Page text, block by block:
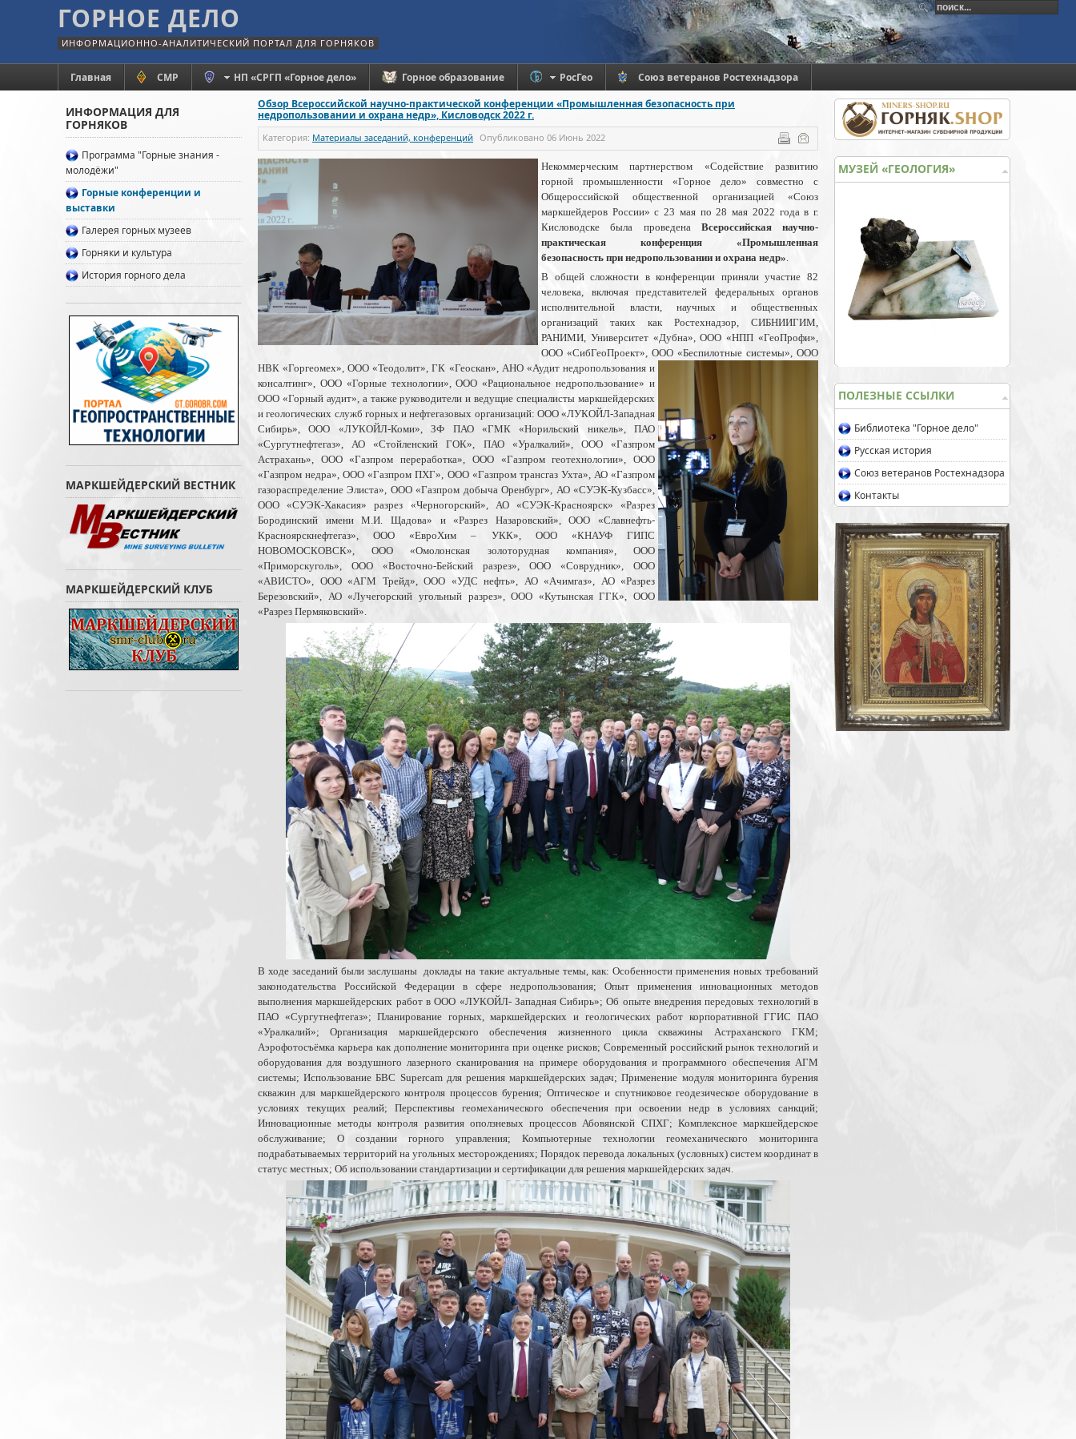
ГОРНОЕ ДЕЛО
ИНФОРМАЦИОННО-АНАЛИТИЧЕСКИЙ ПОРТАЛ ДЛЯ ГОРНЯКОВ
Главная СМР НП «СРГП «Горное дело» Горное образование РосГео
Союз ветеранов Ростехнадзора
Обзор Всероссийской научно-практической конференции «Промышленная безопасность при
недропользовании и охрана недр», Кисловодск 2022 г.
Категория: Материалы заседаний, конференций Опубликовано 06 Июнь 2022
Некоммерческим партнерством «Содействие развитию
горной промышленности «Горное дело» совместно с
Общероссийской общественной организацией «Союз
маркшейдеров России» с 23 мая по 28 мая 2022 года в г.
Кисловодске была проведена Всероссийская научно-
практическая конференция «Промышленная
безопасность при недропользовании и охрана недр».
В общей сложности в конференции приняли участие 82
человека, включая представителей федеральных органов
исполнительной власти, научных и общественных
организаций таких как Ростехнадзор, СИБНИИГИМ,
РАНИМИ, Университет «Дубна», ООО «НПП «ГеоПрофи»,
ООО «СибГеоПроект», ООО «Беспилотные системы», ООО
НВК «Горгеомех», ООО «Теодолит», ГК «Геоскан», АНО «Аудит недропользования и
консалтинг», ООО «Горные технологии», ООО «Рациональное недропользование» и
ООО «Горный аудит», а также руководители и ведущие специалисты маркшейдерских
и геологических служб горных и нефтегазовых организаций: ООО «ЛУКОЙЛ-Западная
Сибирь», ООО «ЛУКОЙЛ-Коми», ЗФ ПАО «ГМК «Норильский никель», ПАО
«Сургутнефтегаз», АО «Стойленский ГОК», ПАО «Уралкалий», ООО «Газпром
Астрахань», ООО «Газпром переработка», ООО «Газпром геотехнологии», ООО
«Газпром недра», ООО «Газпром ПХГ», ООО «Газпром трансгаз Ухта», АО «Газпром
газораспределение Элиста», ООО «Газпром добыча Оренбург», АО «СУЭК-Кузбасс»,
ООО «СУЭК-Хакасия» разрез «Черногорский», АО «СУЭК-Красноярск» «Разрез
Бородинский имени М.И. Щадова» и «Разрез Назаровский», ООО «Славнефть-
Красноярскнефтегаз», ООО «ЕвроХим – УКК», ООО «КНАУФ ГИПС
НОВОМОСКОВСК», ООО «Омолонская золоторудная компания», ООО
«Приморскуголь», ООО «Восточно-Бейский разрез», ООО «Соврудник», ООО
«АВИСТО», ООО «АГМ Трейд», ООО «УДС нефть», АО «Ачимгаз», АО «Разрез
Березовский», АО «Лучегорский угольный разрез», ООО «Кутынская ГГК», ООО
«Разрез Пермяковский».
В ходе заседаний были заслушаны доклады на такие актуальные темы, как: Особенности применения новых требований
законодательства Российской Федерации в сфере недропользования; Опыт применения инновационных методов
выполнения маркшейдерских работ в ООО «ЛУКОЙЛ- Западная Сибирь»; Об опыте внедрения передовых технологий в
ПАО «Сургутнефтегаз»; Планирование горных, маркшейдерских и геологических работ корпоративной ГГИС ПАО
«Уралкалий»; Организация маркшейдерского обеспечения жизненного цикла скважины Астраханского ГКМ;
Аэрофотосъёмка карьера как дополнение мониторинга при оценке рисков; Современный российский рынок технологий и
оборудования для воздушного лазерного сканирования на примере оборудования и программного обеспечения АГМ
системы; Использование БВС Supercam для решения маркшейдерских задач; Применение модуля мониторинга бурения
скважин для маркшейдерского контроля процессов бурения; Оптическое и спутниковое геодезическое оборудование в
условиях текущих реалий; Перспективы геомеханического обеспечения при освоении недр в условиях санкций;
Инновационные методы контроля развития оползневых процессов Абовянской СПХГ; Комплексное маркшейдерское
обслуживание; О создании горного управления; Компьютерные технологии геомеханического мониторинга
подрабатываемых территорий на угольных месторождениях; Порядок перевода локальных (условных) систем координат в
статус местных; Об использовании стандартизации и сертификации для решения маркшейдерских задач.
ИНФОРМАЦИЯ ДЛЯ
ГОРНЯКОВ
Программа "Горные знания -
молодёжи"
Горные конференции и
выставки
Галерея горных музеев
Горняки и культура
История горного дела
МАРКШЕЙДЕРСКИЙ ВЕСТНИК
МАРКШЕЙДЕРСКИЙ КЛУБ
МУЗЕЙ «ГЕОЛОГИЯ»
ПОЛЕЗНЫЕ ССЫЛКИ
Библиотека "Горное дело"
Русская история
Союз ветеранов Ростехнадзора
Контакты